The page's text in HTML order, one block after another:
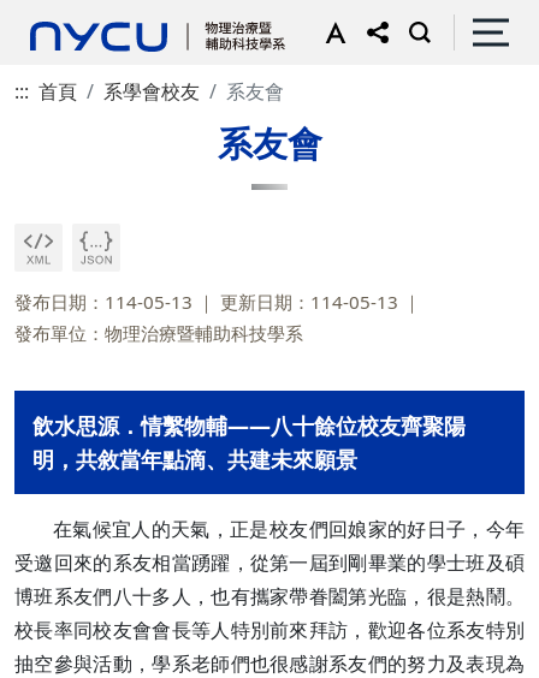
::: 首頁 系學會校友 系友會
系友會
發布日期：114-05-13
更新日期：114-05-13
發布單位：物理治療暨輔助科技學系
飲水思源．情繫物輔——八十餘位校友齊聚陽
明，共敘當年點滴、共建未來願景
在氣候宜人的天氣，正是校友們回娘家的好日子，今年
受邀回來的系友相當踴躍，從第一屆到剛畢業的學士班及碩
博班系友們八十多人，也有攜家帶眷闔第光臨，很是熱鬧。
校長率同校友會會長等人特別前來拜訪，歡迎各位系友特別
抽空參與活動，學系老師們也很感謝系友們的努力及表現為